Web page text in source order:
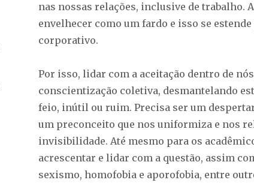
nas nossas relações, inclusive de trabalho.
envelhecer como um fardo e isso se
corporativo.
Por isso, lidar com a aceitação dentro de
conscientização coletiva, desmantelando
feio, inútil ou ruim. Precisa ser um
um preconceito que nos uniformiza e nos
invisibilidade. Até mesmo para os
acrescentar e lidar com a questão, assim
sexismo, homofobia e aporofobia, entre